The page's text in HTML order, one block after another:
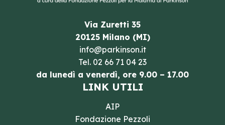
Via Zuretti 35
20125 Milano (MI)
info@parkinson.it
Tel. 02 66 71 04 23
da lunedì a venerdì, ore 9.00 – 17.00
LINK UTILI
AIP
Fondazione Pezzoli